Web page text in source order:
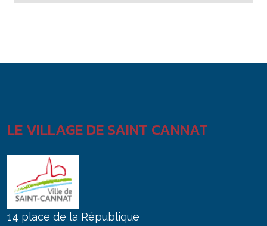
LE VILLAGE DE SAINT CANNAT
14 place de la République